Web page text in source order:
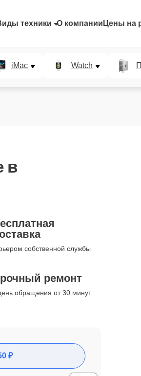
техники О компании Цены на
iMac Watch
в
собственной службы
ремонт
обращения от 30 минут
₽